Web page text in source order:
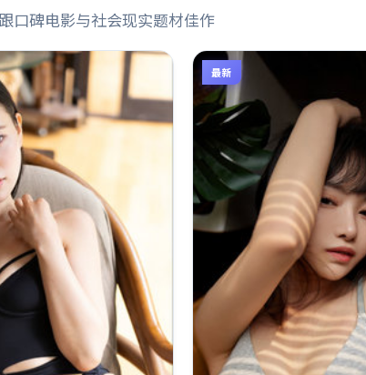
口碑电影与社会现实题材佳作
最新